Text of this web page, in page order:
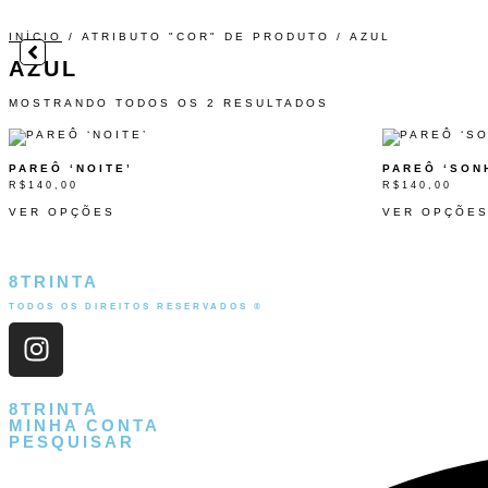
INÍCIO / ATRIBUTO "COR" DE PRODUTO / AZUL
AZUL
MOSTRANDO TODOS OS 2 RESULTADOS
PAREÔ ‘NOITE’
R$ 140,00
VER OPÇÕES
PAREÔ
R$140,00
VER OPÇÕES
8TRINTA
TODOS OS DIREITOS RESERVADOS ®
8TRINTA
MINHA CONTA
PESQUISAR